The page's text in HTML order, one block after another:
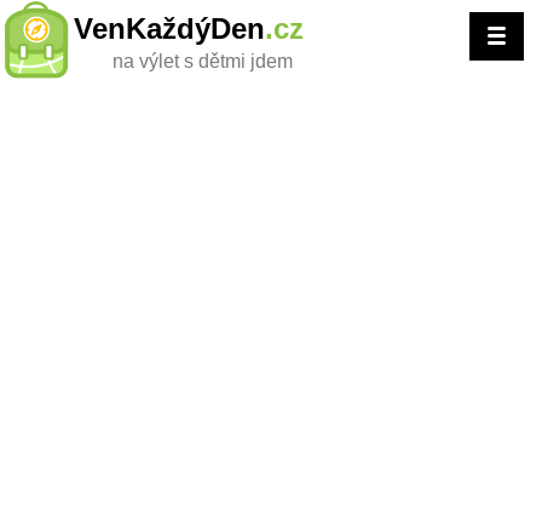
VenKaždýDen.cz
na výlet s dětmi jdem